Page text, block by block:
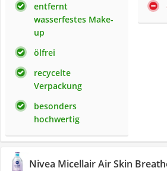
entfernt
wasserfestes Make-
up
ölfrei
recycelte
Verpackung
besonders
hochwertig
Nivea Micellair Air Skin